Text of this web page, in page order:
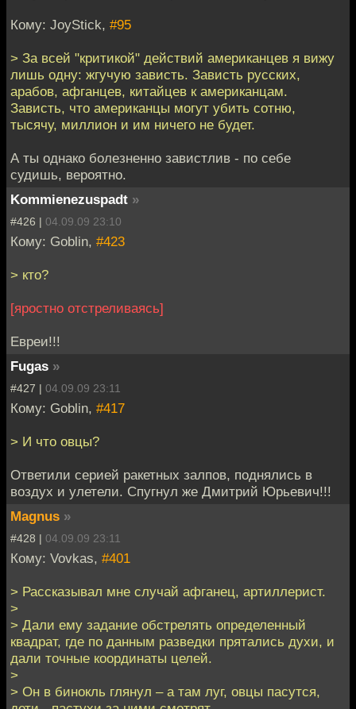
Кому: JoyStick, #95
> За всей "критикой" действий американцев я вижу
лишь одну: жгучую зависть. Зависть русских,
арабов, афганцев, китайцев к американцам.
Зависть, что американцы могут убить сотню,
тысячу, миллион и им ничего не будет.
А ты однако болезненно завистлив - по себе
судишь, вероятно.
Kommienezuspadt »
#426 | 04.09.09 23:10
Кому: Goblin, #423
> кто?
[яростно отстреливаясь]
Евреи!!!
Fugas »
#427 | 04.09.09 23:11
Кому: Goblin, #417
> И что овцы?
Ответили серией ракетных залпов, поднялись в
воздух и улетели. Спугнул же Дмитрий Юрьевич!!!
Magnus »
#428 | 04.09.09 23:11
Кому: Vovkas, #401
> Рассказывал мне случай афганец, артиллерист.
>
> Дали ему задание обстрелять определенный
квадрат, где по данным разведки прятались духи, и
дали точные координаты целей.
>
> Он в бинокль глянул – а там луг, овцы пасутся,